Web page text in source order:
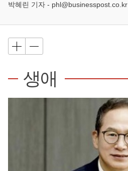
박혜린 기자 - phl@businesspost.co.kr
생애